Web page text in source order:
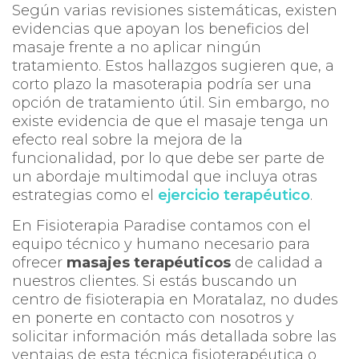
Según varias revisiones sistemáticas, existen
evidencias que apoyan los beneficios del
masaje frente a no aplicar ningún
tratamiento. Estos hallazgos sugieren que, a
corto plazo la masoterapia podría ser una
opción de tratamiento útil. Sin embargo, no
existe evidencia de que el masaje tenga un
efecto real sobre la mejora de la
funcionalidad, por lo que debe ser parte de
un abordaje multimodal que incluya otras
estrategias como el ejercicio terapéutico.
En Fisioterapia Paradise contamos con el
equipo técnico y humano necesario para
ofrecer masajes terapéuticos de calidad a
nuestros clientes. Si estás buscando un
centro de fisioterapia en Moratalaz, no dudes
en ponerte en contacto con nosotros y
solicitar información más detallada sobre las
ventajas de esta técnica fisioterapéutica o